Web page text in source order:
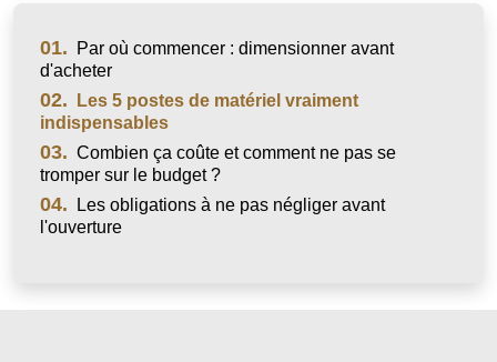
01.
Par où commencer : dimensionner avant
d'acheter
02.
Les 5 postes de matériel vraiment
indispensables
03. Combien ça coûte et comment ne pas se
tromper sur le budget ?
04.
Les obligations à ne pas négliger avant
l'ouverture